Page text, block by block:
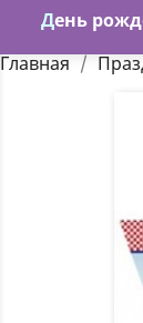
День
Главная